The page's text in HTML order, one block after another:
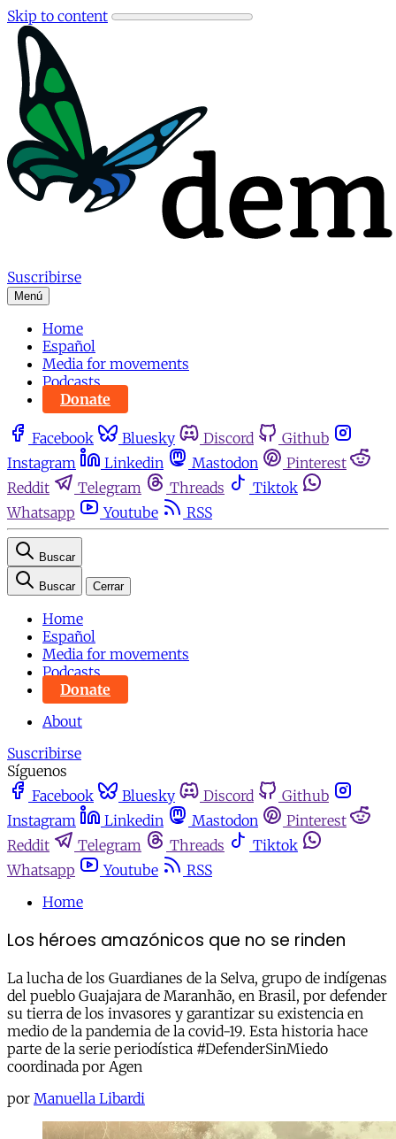
Skip to content
Suscribirse
Menú
Home
Español
Media for movements
Podcasts
Donate
Facebook Bluesky Discord
Github
Instagram
Linkedin Mastodon
Pinterest
Reddit
Telegram Threads
Tiktok
Whatsapp
Youtube RSS
Buscar
Buscar Cerrar
Home
Español
Media for movements
Podcasts
Donate
About
Suscribirse
Síguenos
Facebook
Bluesky Discord
Github
Instagram
Linkedin Mastodon
Pinterest
Reddit
Telegram Threads
Tiktok
Whatsapp
Youtube
RSS
Home
Los héroes amazónicos que no se rinden
La lucha de los Guardianes de la Selva, grupo de indígenas
del pueblo Guajajara de Maranhão, en Brasil, por defender
su tierra de los invasores y garantizar su existencia en
medio de la pandemia de la covid-19. Esta historia hace
parte de la serie periodística #DefenderSinMiedo
coordinada por Agen
por Manuella Libardi